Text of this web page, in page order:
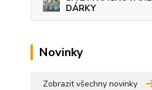
DÁRKY
Novinky
Zobrazit všechny novinky